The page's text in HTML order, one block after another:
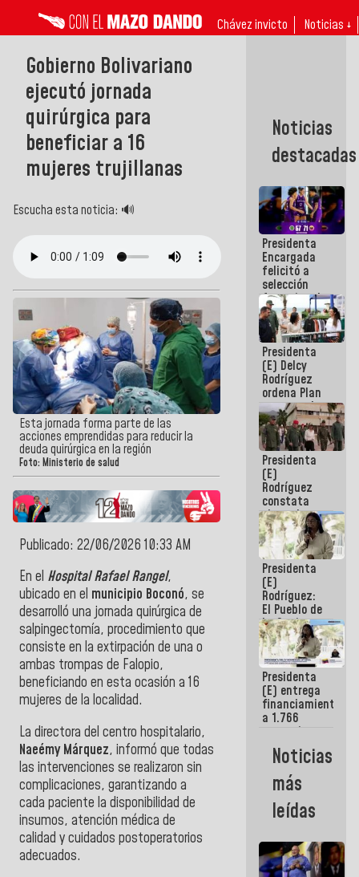
Chávez invicto Noticias ↓
Gobierno Bolivariano
ejecutó jornada
quirúrgica para
beneficiar a 16
mujeres trujillanas
Escucha esta noticia: 🔊
Esta jornada forma parte de las
acciones emprendidas para reducir la
deuda quirúrgica en la región
Foto: Ministerio de salud
Publicado: 22/06/2026 10:33 AM
En el Hospital Rafael Rangel,
ubicado en el municipio Boconó, se
desarrolló una jornada quirúrgica de
salpingectomía, procedimiento que
consiste en la extirpación de una o
ambas trompas de Falopio,
beneficiando en esta ocasión a 16
mujeres de la localidad.
La directora del centro hospitalario,
Naeémy Márquez, informó que todas
las intervenciones se realizaron sin
complicaciones, garantizando a
cada paciente la disponibilidad de
insumos, atención médica de
calidad y cuidados postoperatorios
adecuados.
Noticias
destacadas
Presidenta
Encargada
felicitó a
selección
femenina de
baloncesto
por su
clasificación
a la
AmeriCup
2027
Presidenta
(E) Delcy
Rodríguez
ordena Plan
maestro de
desarrollo
logístico y
turístico
para La
Guaira
Presidenta
(E)
Rodríguez
constata
obras de
rehabilitación
de Escuela
Militar de
Mamo en La
Guaira
Presidenta
(E)
Rodríguez:
El Pueblo de
La Guaira
siempre
estará
acompañada
por el
Gobierno
Nacional
Presidenta
(E) entrega
financiamientos
a 1.766
comerciantes
emprendedores
afectados
por
terremotos
Noticias
más
leídas